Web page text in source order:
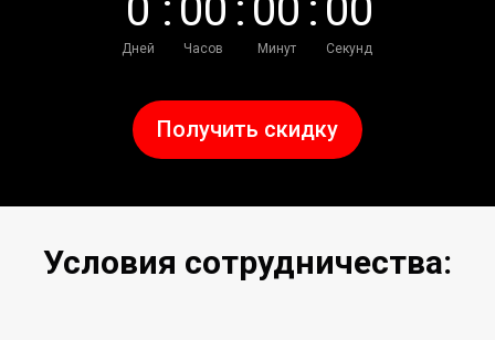
0
Дней
: 00
Часов
: 00
Минут
: 00
Секунд
Получить скидку
Условия сотрудничества: